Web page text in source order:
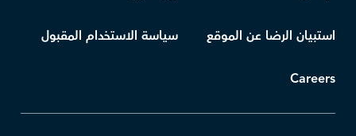
استبيان الرضا عن الموقع سياسة الاستخدام المقبول
Careers